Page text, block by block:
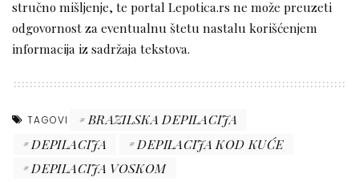
stručno mišljenje, te portal Lepotica.rs ne može preuzeti
odgovornost za eventualnu štetu nastalu korišćenjem
informacija iz sadržaja tekstova.
TAGOVI
BRAZILSKA DEPILACIJA
DEPILACIJA
DEPILACIJA KOD KUĆE
DEPILACIJA VOSKOM